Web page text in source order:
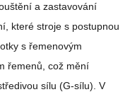
a zastavování
které stroje s postupnou
s řemenovým
řemenů, což mění
sílu (G-sílu). V